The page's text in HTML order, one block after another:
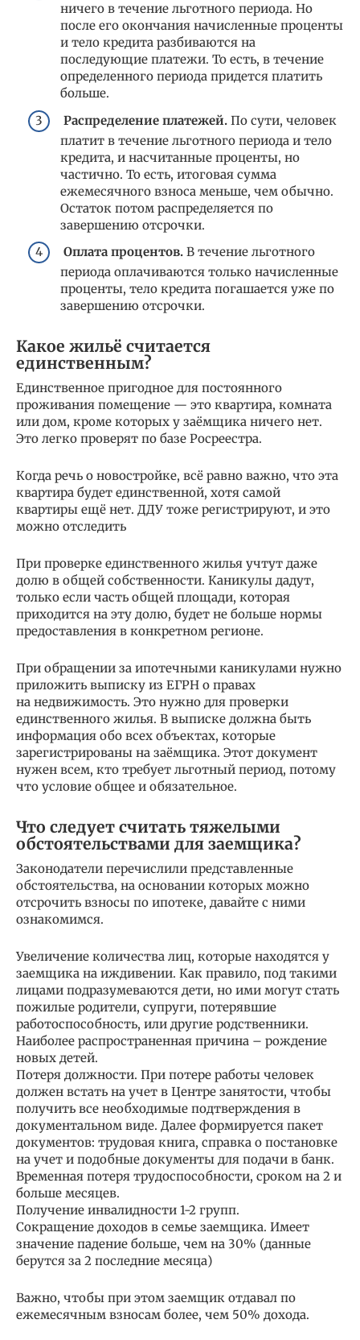
ничего в течение льготного периода. Но
после его окончания начисленные проценты
и тело кредита разбиваются на
последующие платежи. То есть, в течение
определенного периода придется платить
больше.
Распределение платежей. По сути, человек
платит в течение льготного периода и тело
кредита, и насчитанные проценты, но
частично. То есть, итоговая сумма
ежемесячного взноса меньше, чем обычно.
Остаток потом распределяется по
завершению отсрочки.
Оплата процентов. В течение льготного
периода оплачиваются только начисленные
проценты, тело кредита погашается уже по
завершению отсрочки.
Какое жильё считается
единственным?
Единственное пригодное для постоянного
проживания помещение — это квартира, комната
или дом, кроме которых у заёмщика ничего нет.
Это легко проверят по базе Росреестра.
Когда речь о новостройке, всё равно важно, что эта
квартира будет единственной, хотя самой
квартиры ещё нет. ДДУ тоже регистрируют, и это
можно отследить
При проверке единственного жилья учтут даже
долю в общей собственности. Каникулы дадут,
только если часть общей площади, которая
приходится на эту долю, будет не больше нормы
предоставления в конкретном регионе.
При обращении за ипотечными каникулами нужно
приложить выписку из ЕГРН о правах
на недвижимость. Это нужно для проверки
единственного жилья. В выписке должна быть
информация обо всех объектах, которые
зарегистрированы на заёмщика. Этот документ
нужен всем, кто требует льготный период, потому
что условие общее и обязательное.
Что следует считать тяжелыми
обстоятельствами для заемщика?
Законодатели перечислили представленные
обстоятельства, на основании которых можно
отсрочить взносы по ипотеке, давайте с ними
ознакомимся.
Увеличение количества лиц, которые находятся у
заемщика на иждивении. Как правило, под такими
лицами подразумеваются дети, но ими могут стать
пожилые родители, супруги, потерявшие
работоспособность, или другие родственники.
Наиболее распространенная причина – рождение
новых детей.
Потеря должности. При потере работы человек
должен встать на учет в Центре занятости, чтобы
получить все необходимые подтверждения в
документальном виде. Далее формируется пакет
документов: трудовая книга, справка о постановке
на учет и подобные документы для подачи в банк.
Временная потеря трудоспособности, сроком на 2 и
больше месяцев.
Получение инвалидности 1-2 групп.
Сокращение доходов в семье заемщика. Имеет
значение падение больше, чем на 30% (данные
берутся за 2 последние месяца)
Важно, чтобы при этом заемщик отдавал по
ежемесячным взносам более, чем 50% дохода.